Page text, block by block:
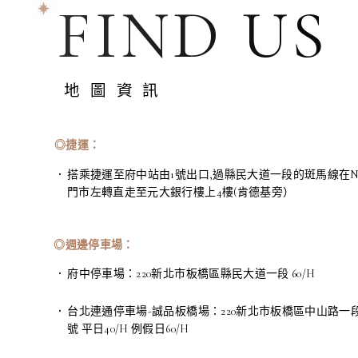
FIND US
地圖資訊
◎捷運：
搭乘捷運至府中站由1號出口,過縣民大道一段的斑馬線在
門市左轉直走至元大銀行樓上4樓(肯德基旁）
◎週邊停車場：
府中停車場：220新北市板橋區縣民大道一段 60/H
台北連通停車場-誠品板橋場：220新北市板橋區中山路一
號 平日40/H 例假日60/H